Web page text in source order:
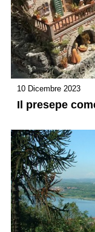
10 Dicembre 2023
Il presepe